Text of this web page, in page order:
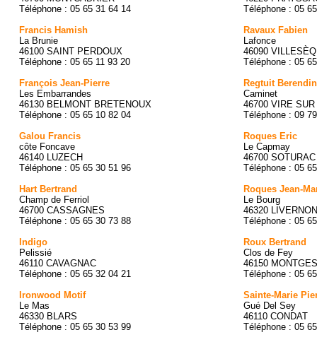
Téléphone : 05 65 31 64 14
Francis Hamish
La Brunie
46100 SAINT PERDOUX
Téléphone : 05 65 11 93 20
François Jean-Pierre
Les Embarrandes
46130 BELMONT BRETENOUX
Téléphone : 05 65 10 82 04
Galou Francis
côte Foncave
46140 LUZECH
Téléphone : 05 65 30 51 96
Hart Bertrand
Champ de Ferriol
46700 CASSAGNES
Téléphone : 05 65 30 73 88
Indigo
Pelissié
46110 CAVAGNAC
Téléphone : 05 65 32 04 21
Ironwood Motif
Le Mas
46330 BLARS
Téléphone : 05 65 30 53 99
Téléphone : 05
Ravaux Fabien
Lafonce
46090
Téléphone : 05
Regtuit
Caminet
46700 VIRE SUR
Téléphone : 09
Roques Eric
Le Capmay
46700 SOTURAC
Téléphone : 05
Roques Jean-
Le Bourg
46320 LIVERNON
Téléphone : 05
Roux Bertrand
Clos de Fey
46150
Téléphone : 05
Sainte-Marie
Gué Del Sey
46110 CONDAT
Téléphone : 05